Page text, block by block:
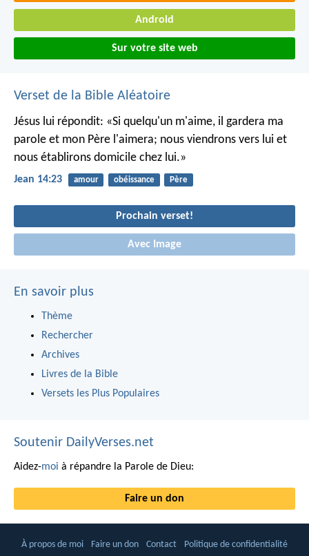
Android
Sur votre site web
Verset de la Bible Aléatoire
Jésus lui répondit: «Si quelqu'un m'aime, il gardera ma
parole et mon Père l'aimera; nous viendrons vers lui et
nous établirons domicile chez lui.»
Jean 14:23 amour obéissance Père
Prochain verset!
Avec Image
En savoir plus
Thème
Rechercher
Archives
Livres de la Bible
Versets les Plus Populaires
Soutenir DailyVerses.net
Aidez-moi à répandre la Parole de Dieu:
Faire un don
À propos de moi Faire un don Contact Politique de confidentialité